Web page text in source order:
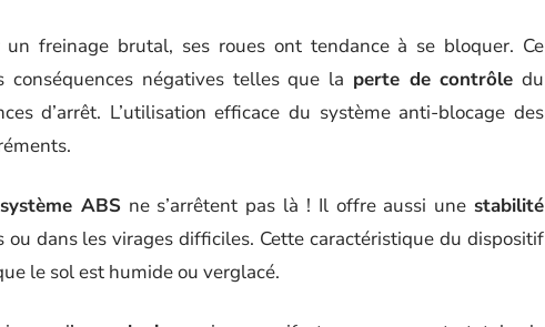
un freinage brutal, ses roues ont tendance à se bloquer. Ce
négatives telles que la perte de contrôle du
d’arrêt. L’utilisation efficace du système anti-blocage des
système ABSne s’arrêtent pas là ! Il offre aussi une stabilité
dans les virages difficiles. Cette caractéristique du dispositif
le sol est humide ou verglacé.